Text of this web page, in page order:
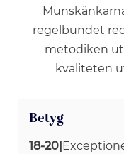
regelbundet
metodiken
kvaliteten
Betyg
18-20